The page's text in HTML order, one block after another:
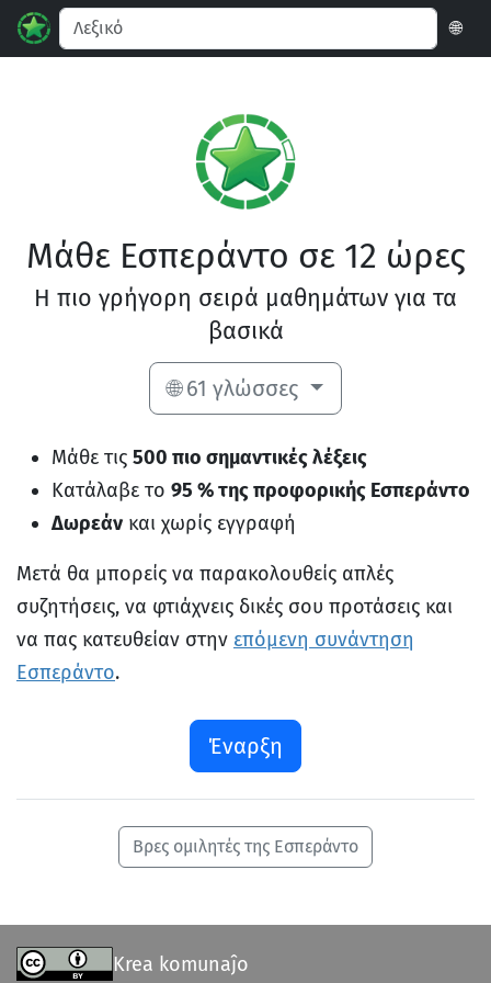
🌐
Μάθε Εσπεράντο σε 12 ώρες
Η πιο γρήγορη σειρά μαθημάτων για τα
βασικά
🌐 61 γλώσσες
Μάθε τις 500 πιο σημαντικές λέξεις
Κατάλαβε το 95 % της προφορικής Εσπεράντο
Δωρεάν και χωρίς εγγραφή
Μετά θα μπορείς να παρακολουθείς απλές
συζητήσεις, να φτιάχνεις δικές σου προτάσεις και
να πας κατευθείαν στην επόμενη συνάντηση
Εσπεράντο.
Έναρξη
Βρες ομιλητές της Εσπεράντο
Krea komunaĵo